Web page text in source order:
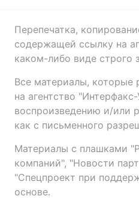
Перепечатка,
содержащей ссылку на
каком-либо виде строго
Все материалы, которые
на агентство
воспроизведению и/или
как с письменного
Материалы с плашками
компаний", "Новости
"Спецпроект при
основе.